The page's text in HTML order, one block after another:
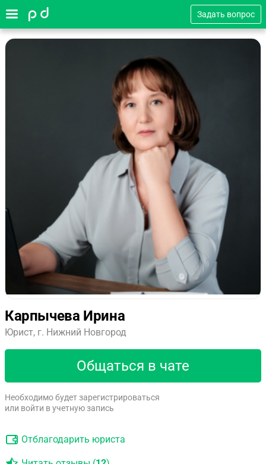
Задать вопрос
Карпычева Ирина
Юрист, г. Нижний Новгород
Общаться в чате
Необходимо будет зарегистрироваться
или войти в учетную запись
Отблагодарить юриста